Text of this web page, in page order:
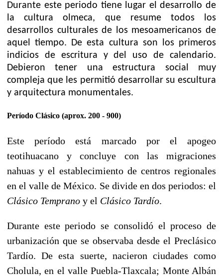
Durante este periodo tiene lugar el desarrollo de
la culturaolmeca, que resume todos los
desarrollos culturales de los mesoamericanos de
aquel tiempo. De esta cultura son los primeros
indicios de escritura y del uso de calendario.
Debieron tener una estructura social muy
compleja que les permitió desarrollar su escultura
y arquitectura monumentales.
Período Clásico (aprox. 200 - 900)
Esteperíodo está marcado por el apogeo
teotihuacano y concluye con las migraciones
nahuas y el establecimiento de centros regionales
en el valle de México. Se divide en dos periodos: el
Clásico Temprano y el Clásico Tardío.
Durante este periodo se consolidó el proceso de
urbanización que se observaba desde el Preclásico
Tardío. De esta suerte, nacieron ciudades como
Cholula, en el valle Puebla-Tlaxcala; Monte Albán